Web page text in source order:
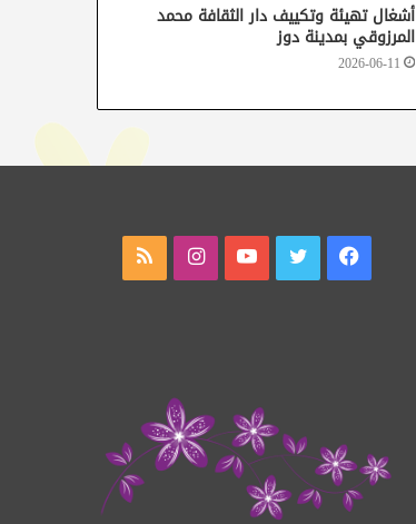
أشغال تهيئة وتكييف دار الثقافة محمد
المرزوقي بمدينة دوز
2026-06-11
فيسبوك تويتر يوتيوب انستقرام